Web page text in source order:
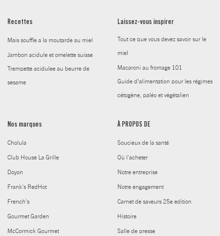
Recettes
Mais souffle a la moutarde au miel
Jambon acidule et omelette suisse
Trempette acidulee au beurre de
sesame
Laissez-vous inspirer
Tout ce que vous devez savoir sur le
miel
Macaroni au fromage 101
Guide d’alimentation pour les régimes
cétogène, paléo et végétalien
Nos marques
Cholula
Club House La Grille
Doyon
Frank's RedHot
French's
Gourmet Garden
McCormick Gourmet
À PROPOS DE
Soucieux de la santé
Où l'acheter
Notre entreprise
Notre engagement
Carnet de saveurs 25e edition
Histoire
Salle de presse